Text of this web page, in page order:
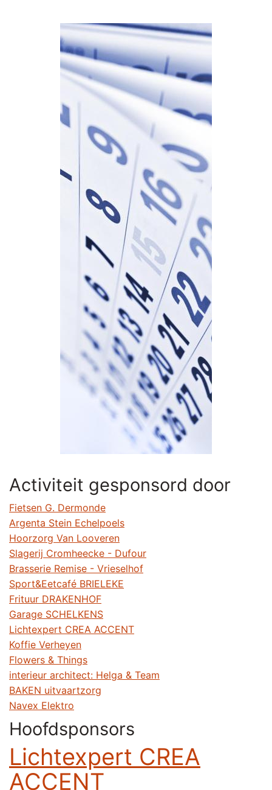
Activiteit gesponsord door
Fietsen G. Dermonde
Argenta Stein Echelpoels
Hoorzorg Van Looveren
Slagerij Cromheecke - Dufour
Brasserie Remise - Vrieselhof
Sport&Eetcafé BRIELEKE
Frituur DRAKENHOF
Garage SCHELKENS
Lichtexpert CREA ACCENT
Koffie Verheyen
Flowers & Things
interieur architect: Helga & Team
BAKEN uitvaartzorg
Navex Elektro
Hoofdsponsors
Lichtexpert CREA
ACCENT